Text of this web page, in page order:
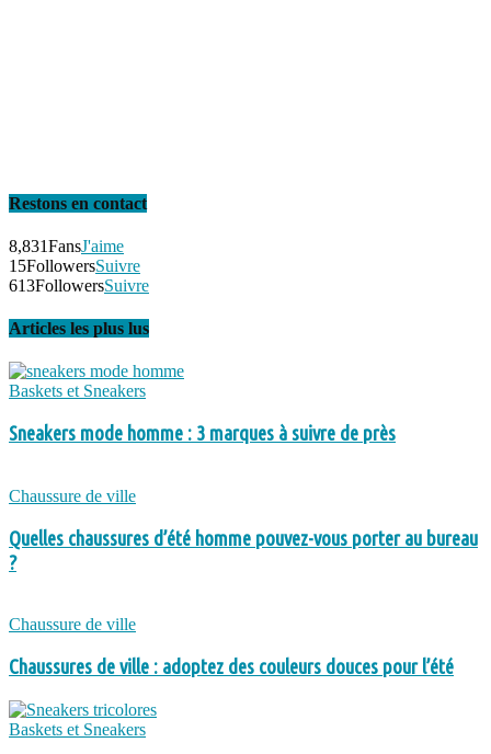
Restons en contact
8,831FansJ'aime
15FollowersSuivre
613FollowersSuivre
Articles les plus lus
Baskets et Sneakers
Sneakers mode homme : 3 marques à suivre de près
Chaussure de ville
Quelles chaussures d’été homme pouvez-vous porter au bureau
?
Chaussure de ville
Chaussures de ville : adoptez des couleurs douces pour l’été
Baskets et Sneakers